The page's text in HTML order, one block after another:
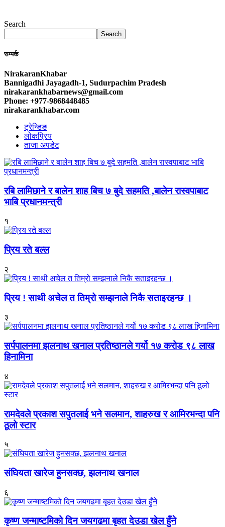
Search
Search
सम्पर्क
NirakaranKhabar
Bannigadhi Jayagadh-1, Sudurpachim Pradesh
nirakarankhabarnews@gmail.com
Phone: +977-9868448485
nirakarankhabar.com
ट्रेन्डिङ
लोकप्रिय
ताजा अपडेट
रबि लामिछाने र बालेन शाह बिच ७ बुदे सहमति ,बालेन रास्वपाबाट
भाबि प्रधानमन्त्री
१
प्रिय रते बल्ल
२
प्रिय ! साथी अचेल त तिम्रो सम्झनाले निकै सताइरहन्छ ।
३
सर्पपालनमा झलनाथ खनाल प्रतिष्ठानले गर्यो १७ करोड ९८ लाख
हिनामिना
४
रामदेवले प्रकाश सपुतलाई भने सलमान, शाहरुख र आमिरभन्दा पनि
ठूलो स्टार
५
संघियता खारेज हुनसक्छ, झलनाथ खनाल
६
कृष्ण जन्माष्टमिको दिन जयगढमा बृहत देउडा खेल हुँने